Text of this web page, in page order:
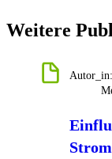
Weitere
Autor_in: